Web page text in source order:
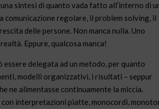
sintesi di quanto vada fatto all’interno di
comunicazione regolare, il problem solving, il
delle persone. Non manca nulla. Uno
Eppure, qualcosa manca!
delegata ad un metodo, per quanto
modelli organizzativi, i risultati – seppur
ne alimentasse continuamente la miccia.
interpretazioni piatte, monocordi,